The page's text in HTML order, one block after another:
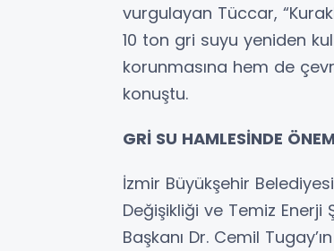
vurgulayan Tüccar,
10 ton gri suyu yeniden
korunmasına hem de
konuştu.
GRİ SU HAMLESİNDE
İzmir Büyükşehir Belediyesi
Değişikliği ve Temiz
Başkanı Dr. Cemil